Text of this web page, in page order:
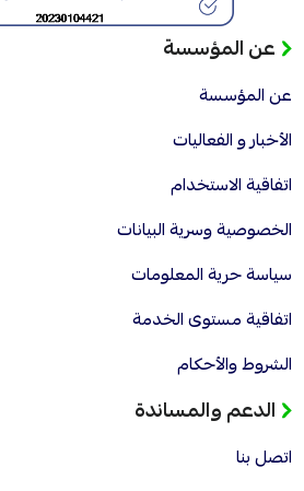
عن المؤسسة
عن المؤسسة
الأخبار و الفعاليات
اتفاقية الاستخدام
الخصوصية وسرية البيانات
سياسة حرية المعلومات
اتفاقية مستوى الخدمة
الشروط والأحكام
الدعم والمساندة
اتصل بنا